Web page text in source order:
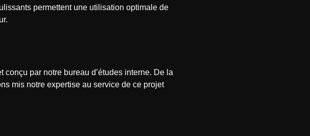
permettent une utilisation optimale de
par notre bureau d’études interne. De la
mis notre expertise au service de ce projet